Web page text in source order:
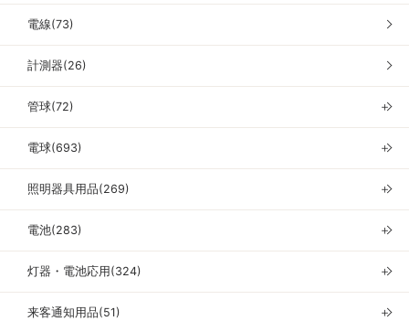
電線(73)
計測器(26)
管球(72) ＋
電球(693) ＋
照明器具用品(269) ＋
電池(283) ＋
灯器・電池応用(324) ＋
来客通知用品(51) ＋